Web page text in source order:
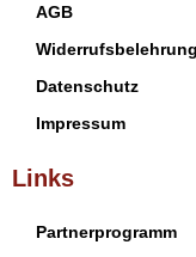
AGB
Widerrufsbelehrung
Datenschutz
Impressum
Links
Partnerprogramm